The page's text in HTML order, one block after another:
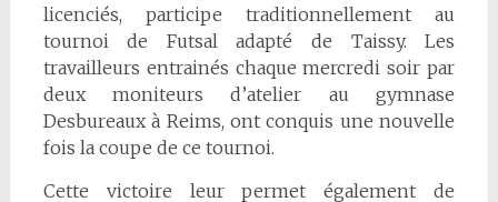
licenciés, participe traditionnellement au
tournoi de Futsal adapté de Taissy. Les
travailleurs entrainés chaque mercredi soir par
deux moniteurs d’atelier au gymnase
Desbureaux à Reims, ont conquis une nouvelle
fois la coupe de ce tournoi.
Cette victoire leur permet également de